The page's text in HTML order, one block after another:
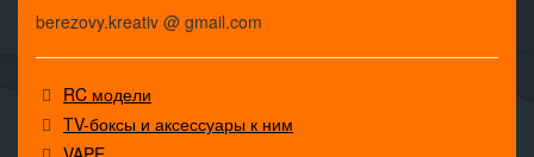
berezovy.kreativ @ gmail.com
RC модели
TV-боксы и аксессуары к ним